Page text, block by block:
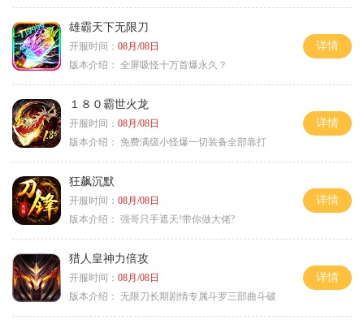
雄霸天下无限刀
开服时间： 08月/08日
版本介绍： 全屏吸怪十万首爆永久？
详情
１８０霸世火龙
开服时间： 08月/08日
版本介绍： 免费满级小怪爆一切装备全部靠打
详情
狂飙沉默
开服时间： 08月/08日
版本介绍： 强哥只手遮天!带你做大佬?
详情
猎人皇神力倍攻
开服时间： 08月/08日
版本介绍： 无限刀长期剧情专属斗罗三部曲斗破
详情